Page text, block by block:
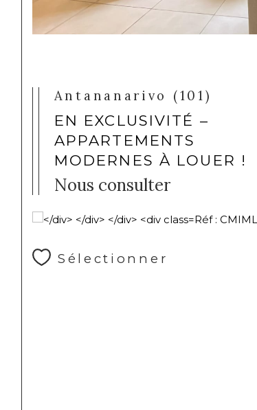
Antananarivo (101)
EN EXCLUSIVITÉ –
APPARTEMENTS
MODERNES À LOUER !
Nous consulter
Réf :
Sélectionner